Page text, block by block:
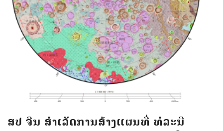
ສປ ຈີນ ສຳເລັດການສ້າງແຜນທີ່ ທໍລະນີ